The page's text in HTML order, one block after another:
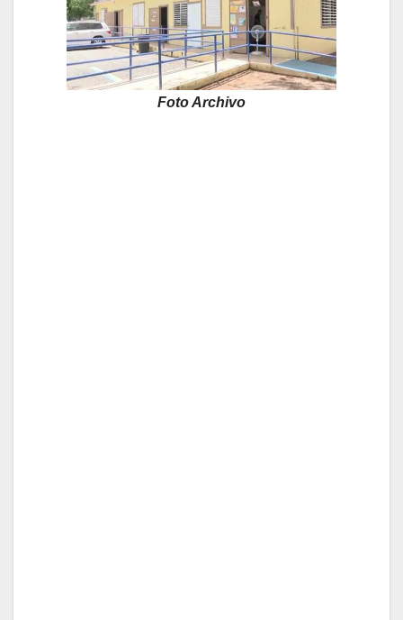
Foto Archivo